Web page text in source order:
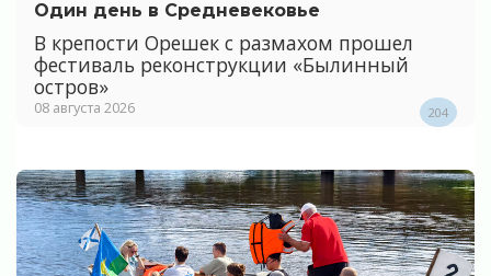
Один день в Средневековье
В крепости Орешек с размахом прошел
фестиваль реконструкции «Былинный
остров»
08 августа 2026 204